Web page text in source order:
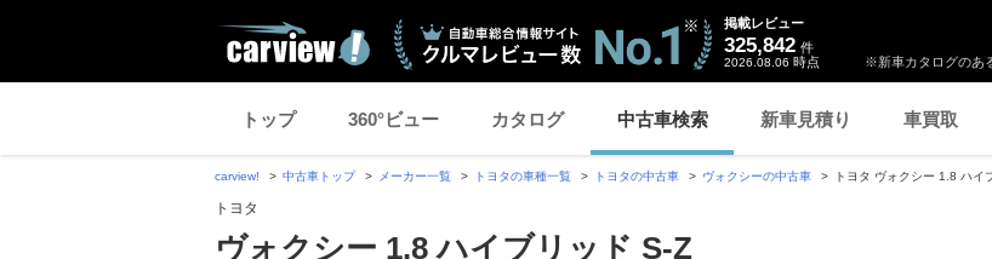
※新車カタログのあ
掲載レビュー
325,842 件
2026.08.06 時点
トップ 360°ビュー カタログ 中古車検索 新車見積り 車買取
carview! 中古車トップ メーカー一覧 トヨタの車種一覧 トヨタの中古車 ヴォクシーの中古車 トヨタ ヴォクシー 1.8 ハイ
トヨタ
ヴォクシー 1.8 ハイブリッド S-Z